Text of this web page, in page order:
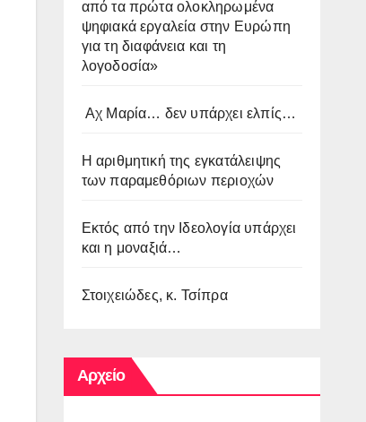
από τα πρώτα ολοκληρωμένα
ψηφιακά εργαλεία στην Ευρώπη
για τη διαφάνεια και τη
λογοδοσία»
Αχ Μαρία… δεν υπάρχει ελπίς…
Η αριθμητική της εγκατάλειψης
των παραμεθόριων περιοχών
Εκτός από την Ιδεολογία υπάρχει
και η μοναξιά…
Στοιχειώδες, κ. Τσίπρα
Αρχείο